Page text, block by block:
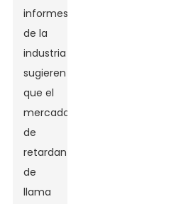
informes
de la
industria
sugieren
que el
mercado
de
retardantes
de
llama